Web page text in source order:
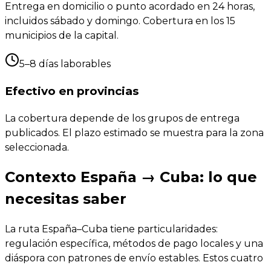
Entrega en domicilio o punto acordado en 24 horas,
incluidos sábado y domingo. Cobertura en los 15
municipios de la capital.
5–8 días laborables
Efectivo en provincias
La cobertura depende de los grupos de entrega
publicados. El plazo estimado se muestra para la zona
seleccionada.
Contexto España → Cuba: lo que
necesitas saber
La ruta España–Cuba tiene particularidades:
regulación específica, métodos de pago locales y una
diáspora con patrones de envío estables. Estos cuatro